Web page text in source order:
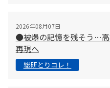
2026年08月07日
●被爆の記憶を残そう…高
再現へ
総研とりコレ！